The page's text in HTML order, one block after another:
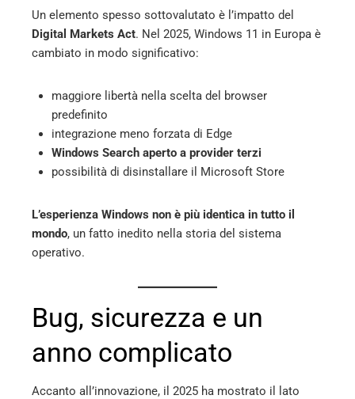
Un elemento spesso sottovalutato è l’impatto del
Digital Markets Act. Nel 2025, Windows 11 in Europa è
cambiato in modo significativo:
maggiore libertà nella scelta del browser
predefinito
integrazione meno forzata di Edge
Windows Search aperto a provider terzi
possibilità di disinstallare il Microsoft Store
L’esperienza Windows non è più identica in tutto il
mondo, un fatto inedito nella storia del sistema
operativo.
Bug, sicurezza e un
anno complicato
Accanto all’innovazione, il 2025 ha mostrato il lato